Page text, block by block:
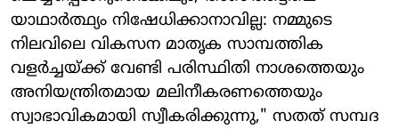
യാഥാർത്ഥ്യം നിഷേധിക്കാനാവില്ല: നമ്മുടെ
നിലവിലെ വികസന മാതൃക സാമ്പത്തിക
വളർച്ചയ്ക്ക് വേണ്ടി പരിസ്ഥിതി നാശത്തെയും
അനിയന്ത്രിതമായ മലിനീകരണത്തെയും
സ്വാഭാവികമായി സ്വീകരിക്കുന്നു," സതത് സമ്പദ